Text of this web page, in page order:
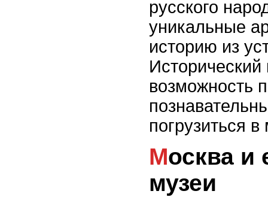
русского
уникальные
историю из
Исторический
возможность
погрузиться
Москва и ее исторические
музеи